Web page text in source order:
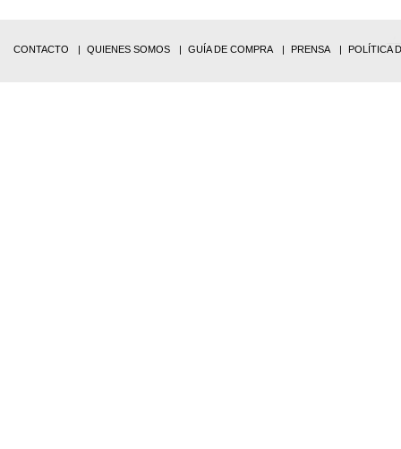
CONTACTO QUIENES SOMOS GUÍA DE COMPRA PRENSA POLÍTICA